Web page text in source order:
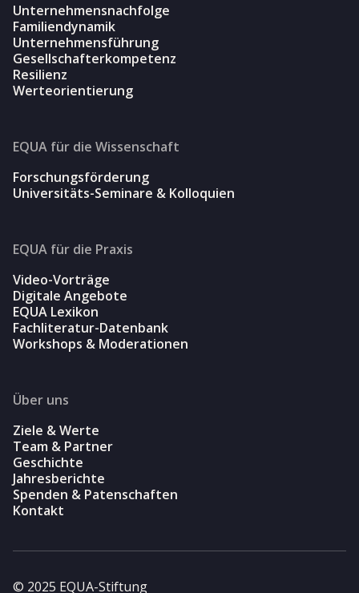
Unternehmensnachfolge
Familiendynamik
Unternehmensführung
Gesellschafterkompetenz
Resilienz
Werteorientierung
EQUA für die Wissenschaft
Forschungsförderung
Universitäts-Seminare & Kolloquien
EQUA für die Praxis
Video-Vorträge
Digitale Angebote
EQUA Lexikon
Fachliteratur-Datenbank
Workshops & Moderationen
Über uns
Ziele & Werte
Team & Partner
Geschichte
Jahresberichte
Spenden & Patenschaften
Kontakt
© 2025 EQUA-Stiftung